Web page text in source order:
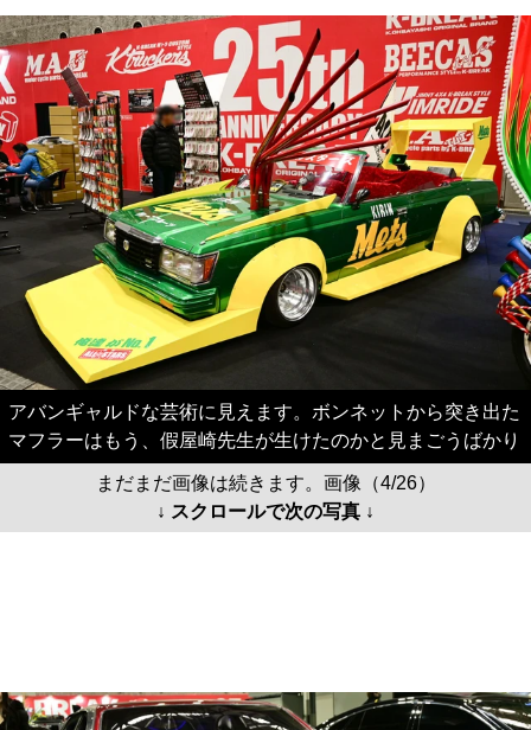
アバンギャルドな芸術に見えます。ボンネットから突き出た
マフラーはもう、假屋崎先生が生けたのかと見まごうばかり
まだまだ画像は続きます。画像（4/26）
↓ スクロールで次の写真 ↓